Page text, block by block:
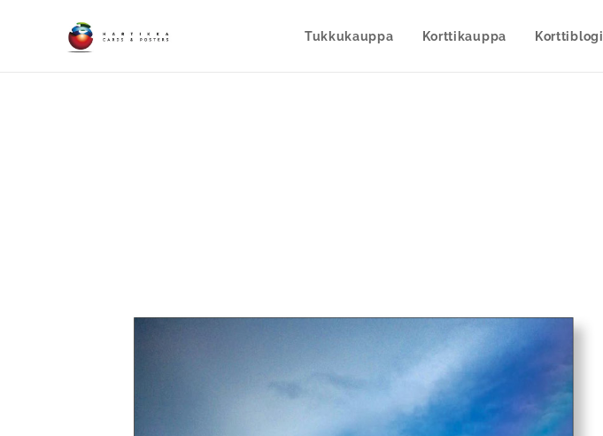
Tukkukauppa Korttikauppa Korttiblogi